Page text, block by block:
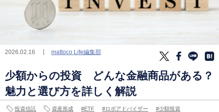
2026.02.16 mattoco Life編集部
少額からの投資 どんな金融商品がある？
魅力と選び方を詳しく解説
投資信託 資産形成 ETF ロボアドバイザー
少額投資